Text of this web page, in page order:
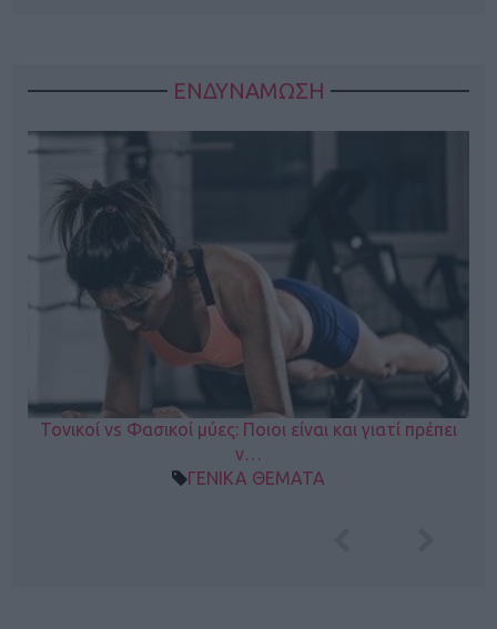
ΕΝΔΥΝΑΜΩΣΗ
Τονικοί vs Φασικοί μύες: Ποιοι είναι και γιατί πρέπει
ν…
ΓΕΝΙΚΑ ΘΕΜΑΤΑ